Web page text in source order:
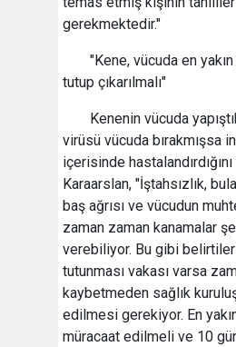
gerekmektedir."
"Kene, vücuda en yakın
tutup çıkarılmalı"
Kenenin vücuda
virüsü vücuda bırakmışsa
içerisinde
Karaarslan, "İştahsızlık,
baş ağrısı ve vücudun
zaman zaman kanamalar
verebiliyor. Bu gibi
tutunması vakası varsa
kaybetmeden sağlık
edilmesi gerekiyor. En
müracaat edilmeli ve 10